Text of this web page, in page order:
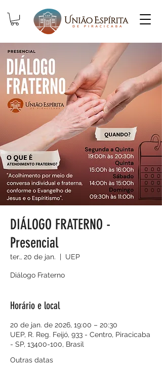
DIÁLOGO FRATERNO -
Presencial
ter., 20 de jan.
  |
UEP
Diálogo Fraterno
Horário e local
20 de jan. de 2026, 19:00 – 20:30
UEP, R. Reg. Feijó, 933 - Centro, Piracicaba
- SP, 13400-100, Brasil
Outras datas